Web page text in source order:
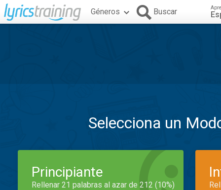
Géneros Buscar
Selecciona un
Principiante
Rellenar 21 palabras al azar de 212 (10%)